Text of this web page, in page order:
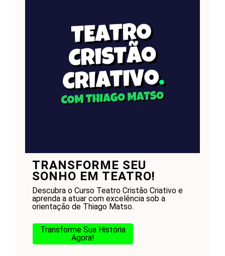
TRANSFORME SEU
SONHO EM TEATRO!
Descubra o Curso Teatro Cristão Criativo e
aprenda a atuar com excelência sob a
orientação de Thiago Matso.
Transforme Sua História
Agora!